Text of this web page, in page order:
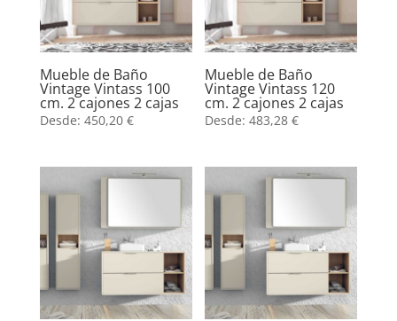
Mueble de Baño
Vintage Vintass 100
cm. 2 cajones 2 cajas
Desde: 450,20 €
Mueble de Baño
Vintage Vintass 120
cm. 2 cajones 2 cajas
Desde:483,28€